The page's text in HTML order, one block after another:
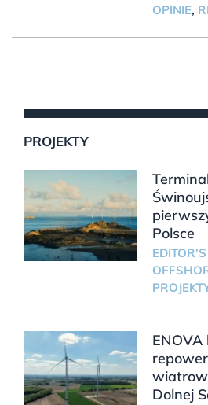
OPINIE,
PROJEKTY
Polsce
ENOVA
Dolnej